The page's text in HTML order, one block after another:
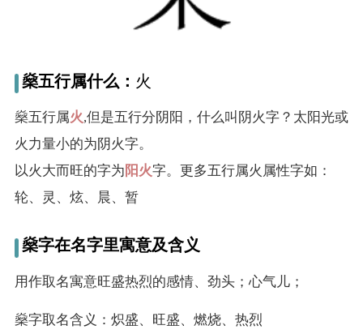
打
男孩名字打分
女孩名字打分
生
燊五行属什么： 火
燊五行属火,但是五行分阴阳，什么叫阴火字？太阳光或
火力量小的为阴火字。
以火大而旺的字为 阳火字。更多五行属火属性字如：
轮、灵、炫、晨、暂
燊字在名字里寓意及含义
用作取名寓意旺盛热烈的感情、劲头；心气儿；
燊字取名含义：炽盛、旺盛、燃烧、热烈